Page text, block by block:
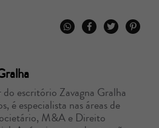
do escritório Zavagna Gralha
é especialista nas áreas de
M&A e Direito